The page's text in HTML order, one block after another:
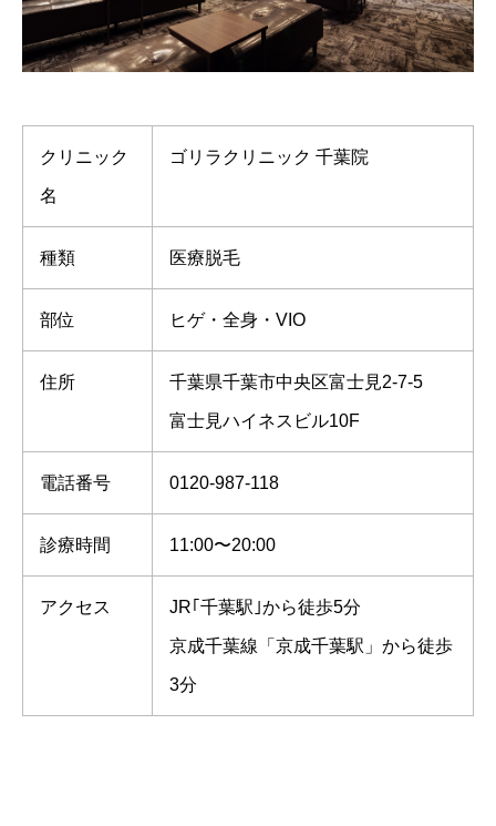
クリニック
名
ゴリラクリニック 千葉院
種類 医療脱毛
部位 ヒゲ・全身・VIO
住所 千葉県千葉市中央区富士見2-7-5
富士見ハイネスビル10F
電話番号 0120-987-118
診療時間 11:00〜20:00
アクセス JR｢千葉駅｣から徒歩5分
京成千葉線「京成千葉駅」から徒歩
3分